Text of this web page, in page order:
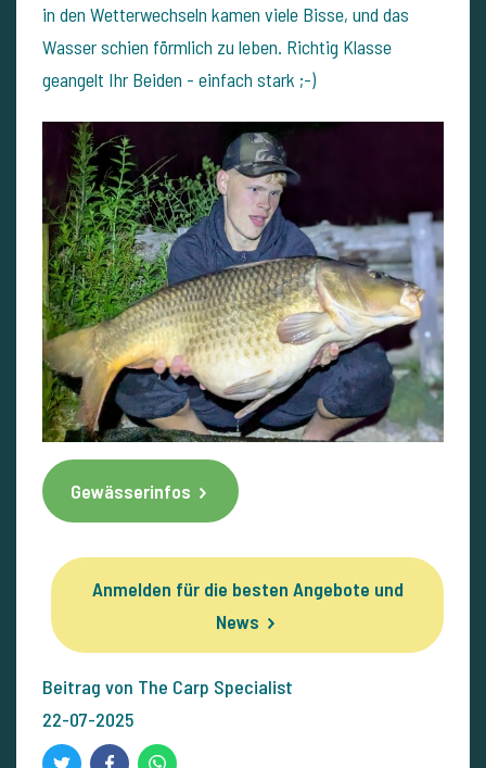
in den Wetterwechseln kamen viele Bisse, und das
Wasser schien förmlich zu leben. Richtig Klasse
geangelt Ihr Beiden - einfach stark ;-)
Gewässerinfos
Anmelden für die besten Angebote und
News
Beitrag von The Carp Specialist
22-07-2025